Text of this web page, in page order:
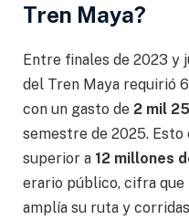
Tren Maya?
Entre finales de 2023 y
del Tren Maya requirió
con un gasto de 2 mil
semestre de 2025. Esto
superior a 12 millones
erario público, cifra
amplía su ruta y